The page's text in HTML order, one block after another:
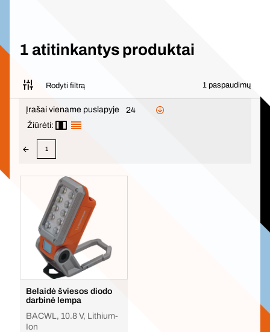
1 atitinkantys produktai
Rodyti filtrą 1 paspaudimų
Įrašai viename puslapyje
24
Žiūrėti:
1
Belaidė šviesos diodo
darbinė lempa
BACWL, 10.8 V, Lithium-
Ion